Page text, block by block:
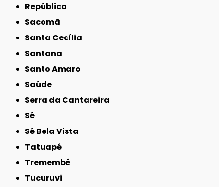
República
Sacomã
Santa Cecília
Santana
Santo Amaro
Saúde
Serra da Cantareira
Sé
Sé Bela Vista
Tatuapé
Tremembé
Tucuruvi